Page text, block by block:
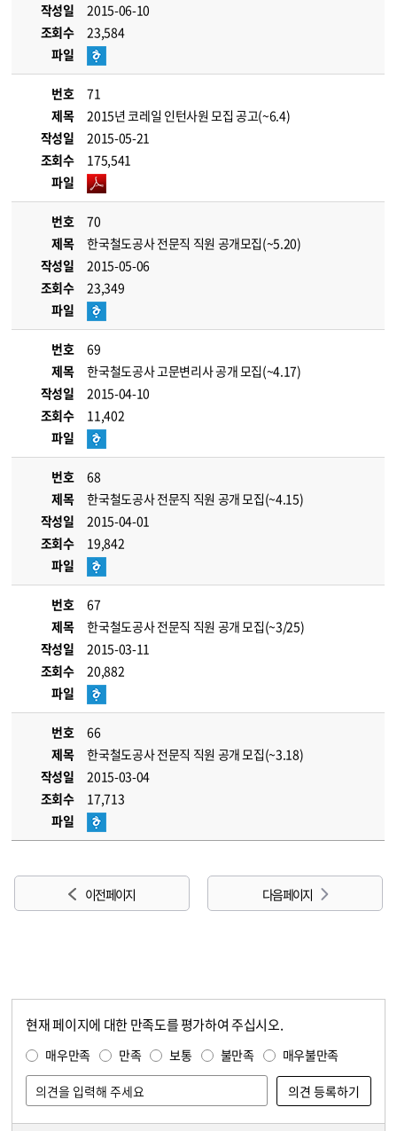
작성일
2015-06-10
조회수
23,584
파일
번호
71
제목
2015년 코레일 인턴사원 모집 공고(~6.4)
작성일
2015-05-21
조회수
175,541
파일
번호
70
제목
한국철도공사 전문직 직원 공개모집(~5.20)
작성일
2015-05-06
조회수
23,349
파일
번호
69
제목
한국철도공사 고문변리사 공개 모집(~4.17)
작성일
2015-04-10
조회수
11,402
파일
번호
68
제목
한국철도공사 전문직 직원 공개 모집(~4.15)
작성일
2015-04-01
조회수
19,842
파일
번호
67
제목
한국철도공사 전문직 직원 공개 모집(~3/25)
작성일
2015-03-11
조회수
20,882
파일
번호
66
제목
한국철도공사 전문직 직원 공개 모집(~3.18)
작성일
2015-03-04
조회수
17,713
파일
이전 페이지 다음 페이지
현재 페이지에 대한 만족도를 평가하여 주십시오.
매우만족 만족 보통 불만족 매우불만족